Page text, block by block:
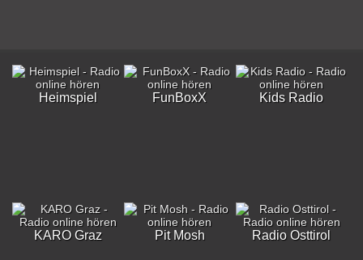
Heimspiel FunBoxX Kids Radio
KARO Graz Pit Mosh Radio Osttirol